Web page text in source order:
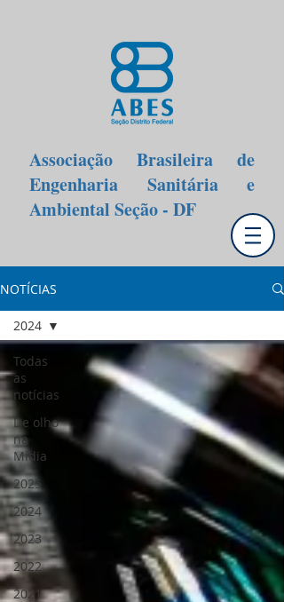
Associação Brasileira de
Engenharia Sanitária e
Ambiental Seção - DF
NOTÍCIAS
Todas
as
notícias
De olho
na
Mídia
2025
2024
2023
2022
2021
2024